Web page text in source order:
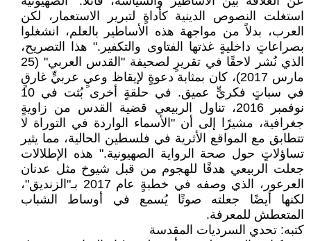
استغلت النصوص الدينية كأداةٍ لتبرير الاستعمار، لكن
العرب، بدلاً من مواجهة هذه الأساطير بالعلم، انشغلوا
بصراعاتٍ داخليةٍ غذتها الفتاوى والتكفير." هذا التصريح،
الذي نُشر لاحقًا في تقريرٍ لصحيفة "القدس العربي" (25
مارس 2017)، كان بمثابة دعوةٍ لإيقاظ وعيٍ عربيٍّ غارقٍ
في سباتٍ فكريٍّ عميق. في حلقةٍ أخرى بُثت في 10
نوفمبر 2016، تناول الربيعي قضية القدس من زاويةٍ
جغرافية، مشيرًا إلى أن "الأسماء الواردة في التوراة لا
تتطابق مع المواقع الأثرية في فلسطين الحالية، مما يثير
تساؤلاتٍ حول صحة الرواية الصهيونية." هذه الإطلالات
جعلت الربيعي هدفًا للهجوم من قبل شيوخ مثل عدنان
العرعور، الذي وصفه في خطبةٍ عام 2017 بـ"الزنديق"،
لكنها أيضًا جعلته صوتًا يُسمع في أوساط الشباب
المتعطش للمعرفة.
كتبه: تحدي السرديات المقدسة